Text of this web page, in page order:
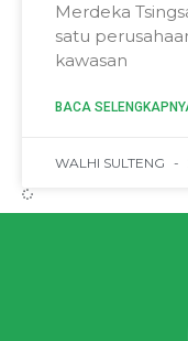
Merdeka
satu
kawasan
BACA
WALHI SULTENG